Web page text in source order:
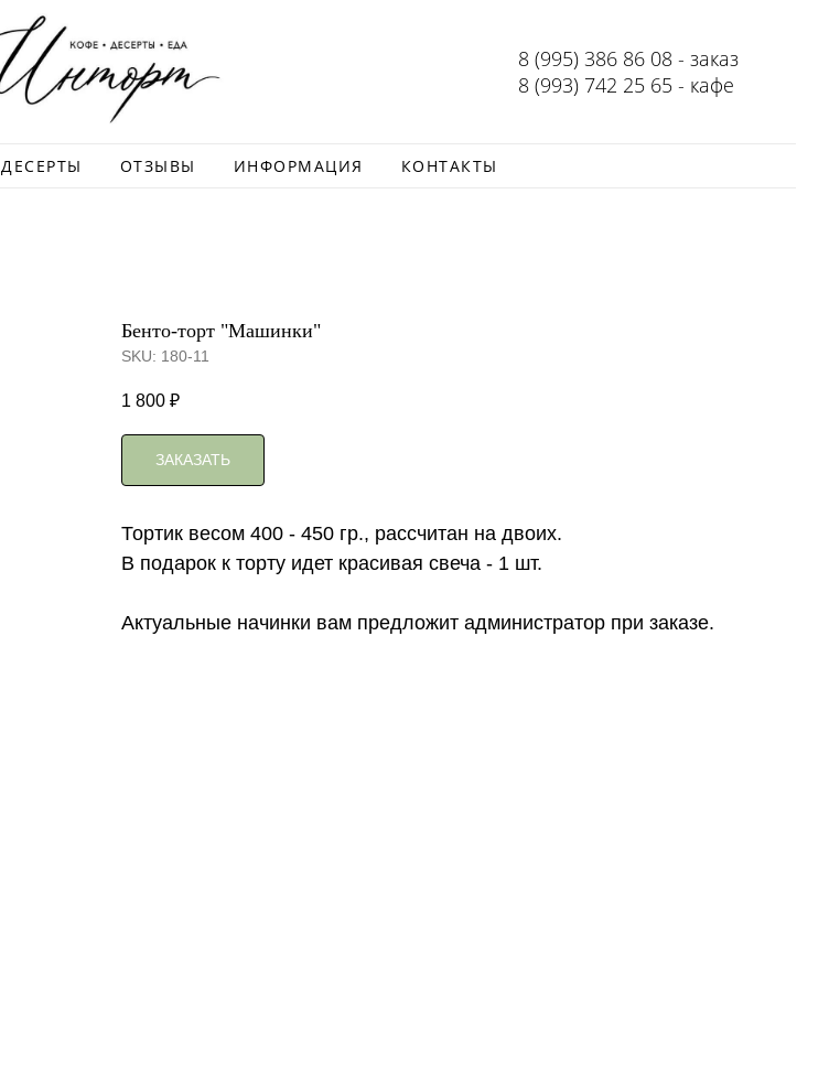
8 (995) 386 86 08 - заказ
8 (993) 742 25 65 - кафе
ДЕСЕРТЫ ОТЗЫВЫ ИНФОРМАЦИЯ КОНТАКТЫ
Бенто-торт "Машинки"
SKU: 180-11
1 800 ₽
ЗАКАЗАТЬ
Тортик весом 400 - 450 гр., рассчитан на двоих.
В подарок к торту идет красивая свеча - 1 шт.
Актуальные начинки вам предложит администратор при заказе.